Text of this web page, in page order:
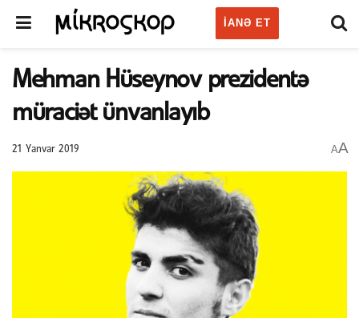
IANƏ ET
Mehman Hüseynov prezidentə
müraciət ünvanlayıb
21 Yanvar 2019 AA